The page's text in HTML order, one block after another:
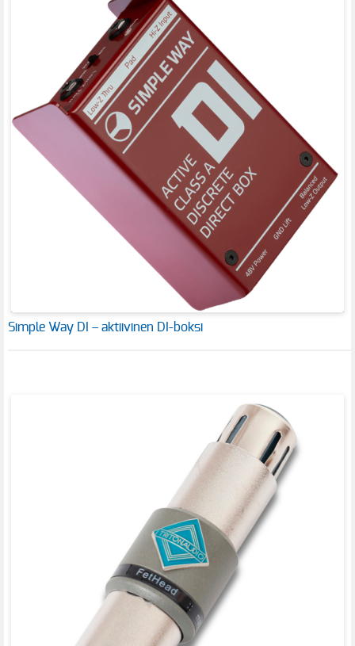
Simple Way DI – aktiivinen DI-boksi